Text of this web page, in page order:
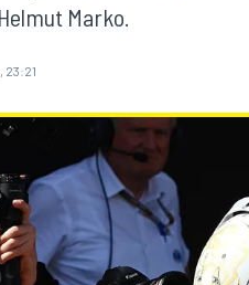
Marko.
23:21